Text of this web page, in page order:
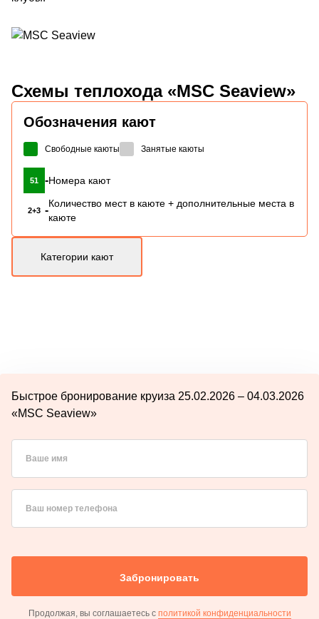
Схемы теплохода «MSC Seaview»
Обозначения кают
Свободные каюты Занятые каюты
51 -Номера кают
2+3 -
Количество мест в каюте + дополнительные места в
каюте
Категории кают
Быстрое бронирование круиза 25.02.2026 – 04.03.2026
«MSC Seaview»
Ваше имя
Ваш номер телефона
Забронировать
Продолжая, вы соглашаетесь с политикой конфиденциальности